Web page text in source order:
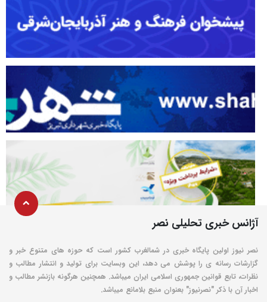
آژانس خبری تحلیلی نصر
نصر نیوز اولین پایگاه خبری در شمالغرب کشور است که حوزه های متنوع خبر و
گزارشات رسانه ی را پوشش می دهد، این وبسایت برای تولید و انتشار مطالب و
نظرات، تابع قوانین جمهوری اسلامی ایران میباشد. همچنین هرگونه بازنشر مطالب و
اخبار آن با ذکر "نصرنیوز" بعنوان منبع بلامانع میباشد.